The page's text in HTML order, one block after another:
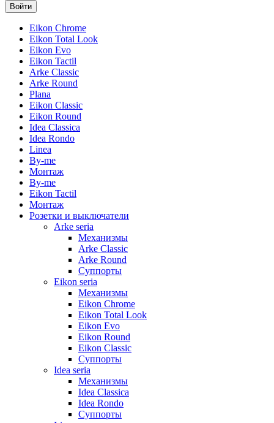
Eikon Chrome
Eikon Total Look
Eikon Evo
Eikon Tactil
Arke Classic
Arke Round
Plana
Eikon Classic
Eikon Round
Idea Classica
Idea Rondo
Linea
By-me
Монтаж
By-me
Eikon Tactil
Монтаж
Розетки и выключатели
Arke seria
Механизмы
Arke Classic
Arke Round
Суппорты
Eikon seria
Механизмы
Eikon Chrome
Eikon Total Look
Eikon Evo
Eikon Round
Eikon Classic
Суппорты
Idea seria
Механизмы
Idea Classica
Idea Rondo
Суппорты